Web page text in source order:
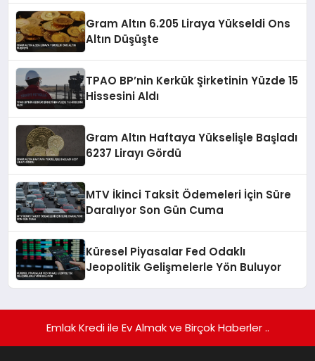
Gram Altın 6.205 Liraya Yükseldi Ons
Altın Düşüşte
TPAO BP’nin Kerkük Şirketinin Yüzde 15
Hissesini Aldı
Gram Altın Haftaya Yükselişle Başladı
6237 Lirayı Gördü
MTV İkinci Taksit Ödemeleri İçin Süre
Daralıyor Son Gün Cuma
Küresel Piyasalar Fed Odaklı
Jeopolitik Gelişmelerle Yön Buluyor
Emlak Kredi ile Ev Almak ve Birçok Haberler ..